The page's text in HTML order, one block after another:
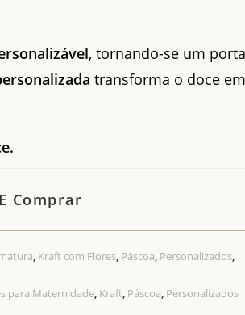
, tornando-se um
transforma o doce em
Comprar
, Kraft com Flores, Páscoa, Personalizados,
para Maternidade, Kraft, Páscoa, Personalizados